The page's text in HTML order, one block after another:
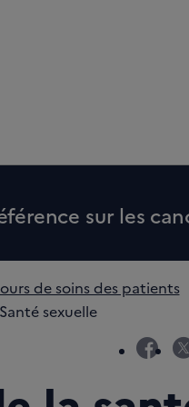
sur les
de soins des patients
Santé sexuelle